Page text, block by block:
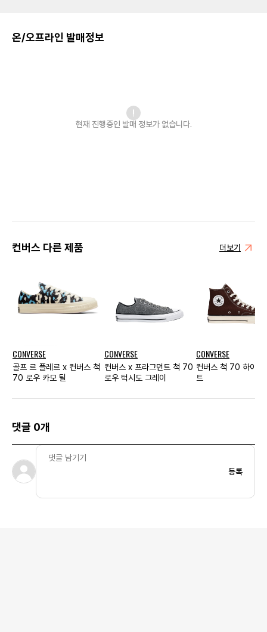
온/오프라인 발매정보
현재 진행중인 발매 정보가 없습니다.
컨버스 다른 제품 더보기
CONVERSE
골프 르 플레르 x 컨버스 척
70 로우 카모 틸
CONVERSE
컨버스 x 프라그먼트 척 70
로우 턱시도 그레이
CONVERSE
컨버스 척 70 하이
트
댓글 0개
등록